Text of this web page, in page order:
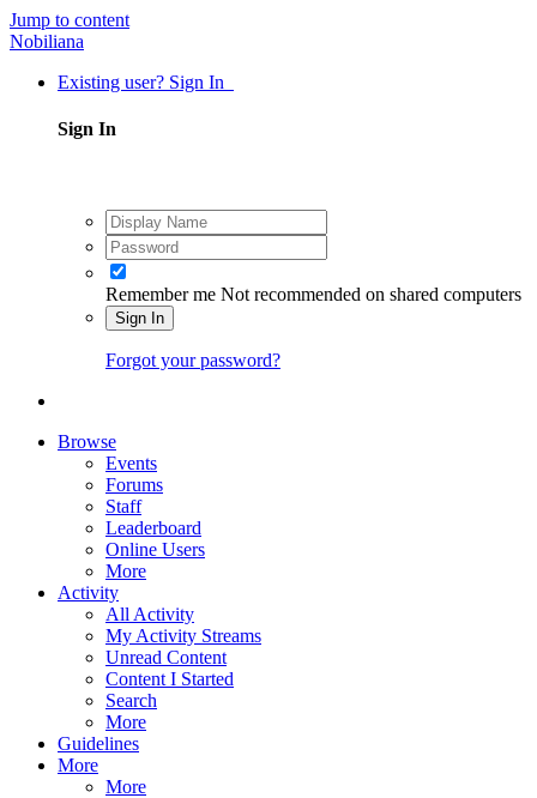
Jump to content
Nobiliana
Existing user? Sign In
Sign In
Remember me Not recommended on shared computers
Sign In
Forgot your password?
Browse
Events
Forums
Staff
Leaderboard
Online Users
More
Activity
All Activity
My Activity Streams
Unread Content
Content I Started
Search
More
Guidelines
More
More